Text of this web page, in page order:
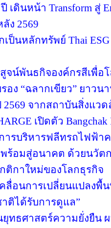
เดินหน้า Transform สู่
ง 2569
ป็นหลักทรัพย์ Thai ESG
จน์พันธกิจองค์กรสีเพื่อ
อง “ฉลากเขียว” ยาวน
2569 จากสถาบันสิ่งแว
เปิดตัว Bangchak
ารบริหารฟลีทรถไฟฟ้า
พร้อมสู่อนาคต ด้วยนวั
กาใหม่ของโลกธุรกิจ
ลื่อนการเปลี่ยนแปลงพื้
ติได้รับการดูแล”
ทธศาสตร์ความยั่งยืน ผ